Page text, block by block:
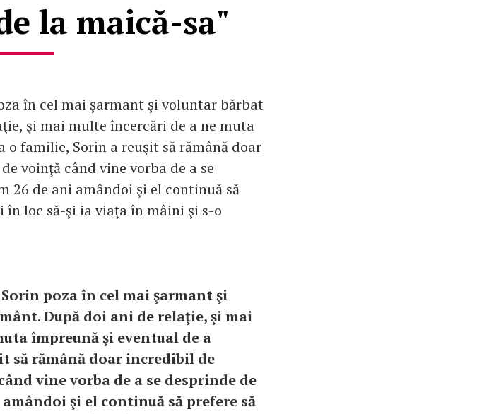
la maică-sa"
în cel mai şarmant şi voluntar bărbat
şi mai multe încercări de a ne muta
familie, Sorin a reuşit să rămână doar
voinţă când vine vorba de a se
26 de ani amândoi şi el continuă să
în loc să-şi ia viaţa în mâini şi s-o
poza în cel mai şarmant şi
După doi ani de relaţie, şi mai
împreună şi eventual de a
să rămână doar incredibil de
vine vorba de a se desprinde de
şi el continuă să prefere să